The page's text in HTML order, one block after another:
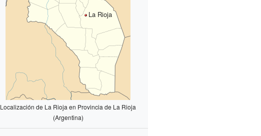
La Rioja
Localización de La Rioja en Provincia de La Rioja
(Argentina)